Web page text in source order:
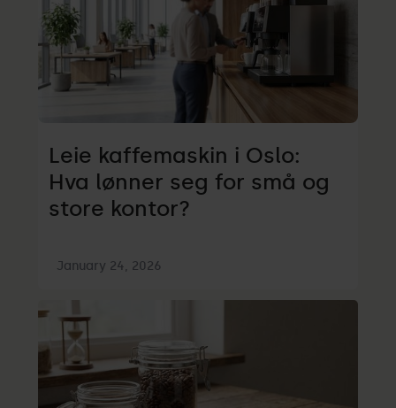
Leie kaffemaskin i Oslo:
Hva lønner seg for små og
store kontor?
January 24, 2026